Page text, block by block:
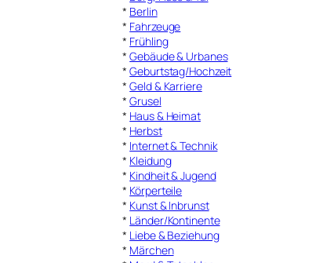
* Berlin
* Fahrzeuge
* Frühling
*Gebäude & Urbanes
*Geburtstag/Hochzeit
*Geld & Karriere
*Grusel
* Haus & Heimat
* Herbst
* Internet & Technik
* Kleidung
* Kindheit & Jugend
* Körperteile
* Kunst & Inbrunst
* Länder/Kontinente
* Liebe & Beziehung
* Märchen